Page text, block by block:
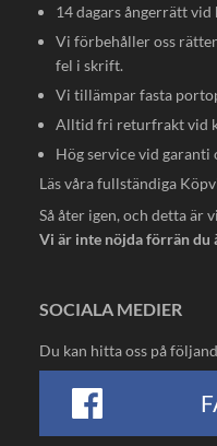
14 dagars ångerrätt vid
Vi förbehåller oss
fel i skrift.
Vi tillämpar fasta
Alltid fri returfrakt vid
Hög service vid garanti
Läs våra fullständiga
Så åter igen, och detta är
Vi är inte nöjda förrän du
SOCIALA MEDIER
Du kan hitta oss på